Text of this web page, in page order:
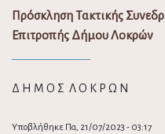
Πρόσκληση Τακτικής
Επιτροπής Δήμου Λοκρών
Δ Η Μ Ο Σ Λ Ο Κ Ρ Ω
Υποβλήθηκε Πα, 21/07/2023 - 03:17